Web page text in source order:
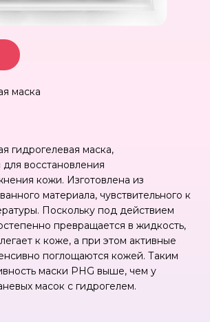
маска
гидрогелевая маска,
восстановления
кожи. Изготовлена из
материала, чувствительного к
Поскольку под действием
превращается в жидкость,
к коже, а при этом активные
поглощаются кожей. Таким
маски PHG выше, чем у
масок с гидрогелем.